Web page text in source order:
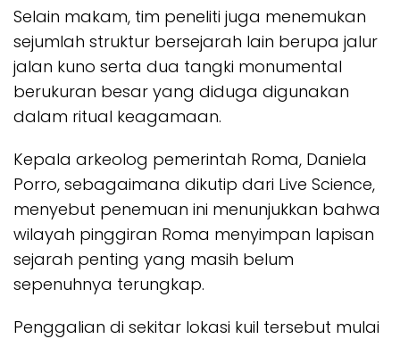
Selain makam, tim peneliti juga menemukan
sejumlah struktur bersejarah lain berupa jalur
jalan kuno serta dua tangki monumental
berukuran besar yang diduga digunakan
dalam ritual keagamaan.
Kepala arkeolog pemerintah Roma, Daniela
Porro, sebagaimana dikutip dari Live Science,
menyebut penemuan ini menunjukkan bahwa
wilayah pinggiran Roma menyimpan lapisan
sejarah penting yang masih belum
sepenuhnya terungkap.
Penggalian di sekitar lokasi kuil tersebut mulai